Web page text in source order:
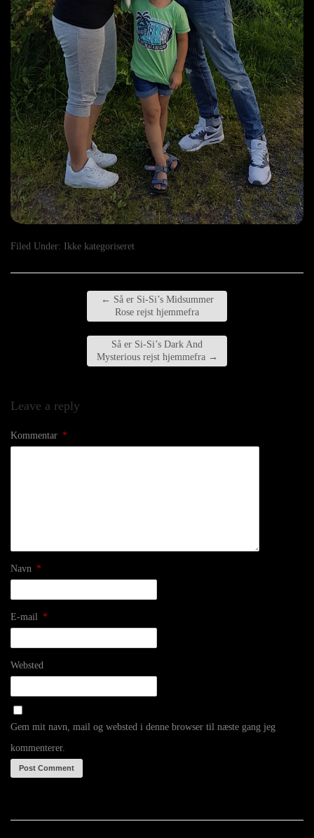
Filed Under: Ikke kategoriseret
← Så er Si-Si’s Midsummer
Rose rejst hjemmefra
Så er Si-Si’s Dark And
Mysterious rejst hjemmefra →
Leave a reply
Kommentar *
Navn *
E-mail *
Websted
Gem mit navn, mail og websted i denne browser til næste gang jeg
kommenterer.